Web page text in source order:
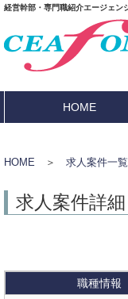
経営幹部・専門職紹介エージェン
HOME
HOME ＞ 求人案件一覧
求人案件詳細
職種情報